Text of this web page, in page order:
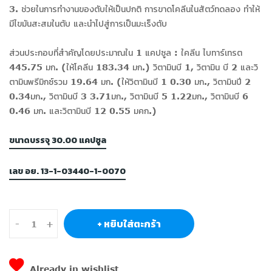
3. ช่วยในการทำงานของตับให้เป็นปกติ การขาดโคลีนในสัตว์ทดลอง ทำให้
มีไขมันสะสมในตับ และนำไปสู่การเป็นมะเร็งตับ
ส่วนประกอบที่สำคัญโดยประมาณใน 1 แคปซูล : ใคลีน ไบทาร์เทรต
445.75 มก. (ให้โคลีน 183.34 มก.) วิตามินบี 1, วิตามิน บี 2 และวิ
ตามินพรีมิกซ์รวม 19.64 มก. (ให้วิตามินบี 1 0.30 มก., วิตามินปี 2
0.34มก., วิตามินบี 3 3.71มก., วิตามินบี 5 1.22มก., วิตามินบี 6
0.46 มก. และวิตามินบี 12 0.55 มคก.)
ขนาดบรรจุ 30.00 แคปซูล
เลข อย. 13-1-03440-1-0070
- + + หยิบใส่ตะกร้า
Already in wishlist